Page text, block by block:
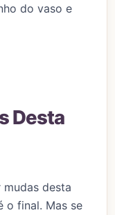
do vaso e
Desta
desta
o final. Mas se